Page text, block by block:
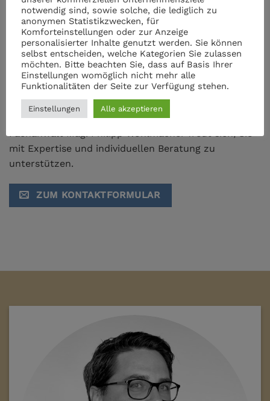
gestalten. Wir sind Ihr erfahrener Partner in
rechtlichen Fragen und setzen uns persönlich dafür
ein, dass Ihre Anliegen bestmöglich berücksichtigt
werden.
Kontaktieren Sie uns für ein unverbindliches
Erstgespräch. Gemeinsam können wir sicherstellen,
dass Ihre Vorhaben rechtlich abgesichert sind. Unser
mit Expertise und individuellen Beratung zu
unterstützen.
ZUM KONTAKTFORMULAR
notwendig sind, sowie solche, die lediglich zu
anonymen Statistikzwecken, für
Komforteinstellungen oder zur Anzeige
personalisierter Inhalte genutzt werden. Sie können
selbst entscheiden, welche Kategorien Sie zulassen
möchten. Bitte beachten Sie, dass auf Basis Ihrer
Einstellungen womöglich nicht mehr alle
Funktionalitäten der Seite zur Verfügung stehen.
Einstellungen Alle akzeptieren